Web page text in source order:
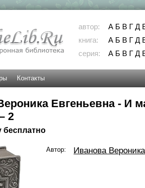
автор: А Б В Г Д
книга:
А Б В Г Д
серия:
А Б В Г Д
Контакты
Евгеньевна - И
2
бесплатно
Автор: Иванова